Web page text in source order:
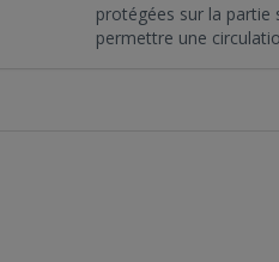
protégées sur la partie
permettre une